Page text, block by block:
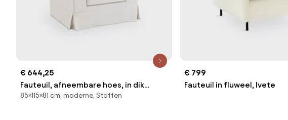
€ 644,25
Fauteuil, afneembare hoes, in dik
linnen, superieur comfort, ADELIA
85×115×81 cm, moderne, Stoffen
€ 799
Fauteuil in fluweel, Ivete